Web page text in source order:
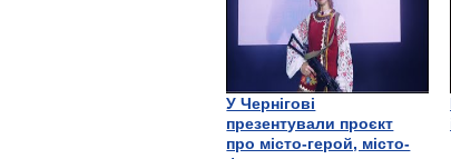
У Чернігові
презентували проєкт
про місто-герой, місто-